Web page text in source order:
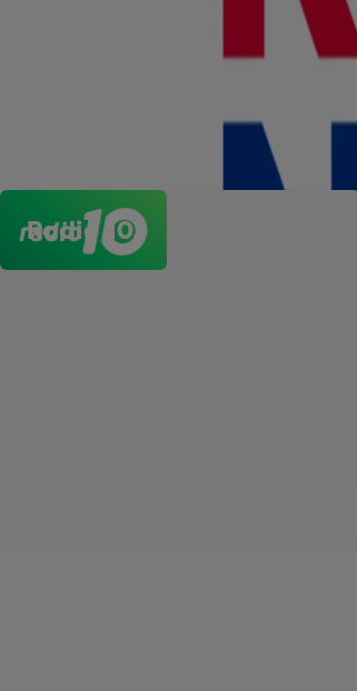
Ontdek ook onze andere
Radio 10.